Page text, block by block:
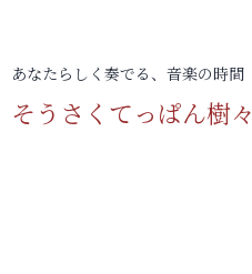
あなたらしく奏でる、音楽の時間
そうさくてっぱん樹々